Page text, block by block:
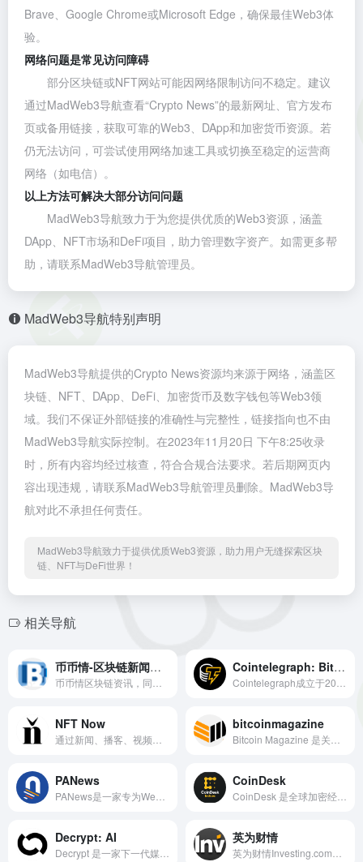
Brave、 Google Chrome或Microsoft Edge ，确保最佳Web3体
验。
网络问题是常见访问障碍
部分区块链或NFT网站可能因网络限制访问不稳定。建议
通过MadWeb3导航查看“Crypto News”的最新网址、官方发布
页或备用链接，获取可靠的Web3、DApp和加密货币资源。若
仍无法访问，可尝试使用网络加速工具或切换至稳定的运营商
网络（如电信）。
以上方法可解决大部分访问问题
MadWeb3导航致力于为您提供优质的Web3资源，涵盖
DApp、NFT市场和DeFi项目，助力管理数字资产。如需更多帮
助，请联系MadWeb3导航管理员。
MadWeb3导航特别声明
MadWeb3导航提供的Crypto News资源均来源于网络，涵盖区
块链、NFT、DApp、DeFi、加密货币及数字钱包等Web3领
域。我们不保证外部链接的准确性与完整性，链接指向也不由
MadWeb3导航实际控制。在2023年11月20日 下午8:25收录
时，所有内容均经过核查，符合合规合法要求。若后期网页内
容出现违规，请联系MadWeb3导航管理员删除。MadWeb3导
航对此不承担任何责任。
MadWeb3导航致力于提供优质Web3资源，助力用户无缝探索区块
链、NFT与DeFi世界！
相关导航
币币情-区块链新闻、区块链资讯 Cointelegraph: Bitcoin
NFT Now bitcoinmagazine
PANews CoinDesk
Decrypt: AI 英为财情